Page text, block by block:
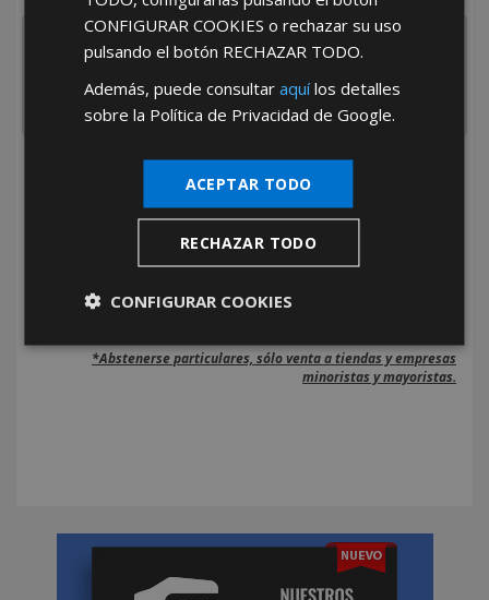
He leído y acepto laPolítica de Privacidad
*Abstenerse particulares, sólo venta a tiendas y empresas
minoristas y mayoristas.
CONFIGURAR COOKIES o rechazar su uso
pulsando el botón RECHAZAR TODO.
Además, puede consultaraquílos detalles
sobre la Política de Privacidad de Google.
ACEPTAR TODO
RECHAZAR TODO
CONFIGURAR COOKIES